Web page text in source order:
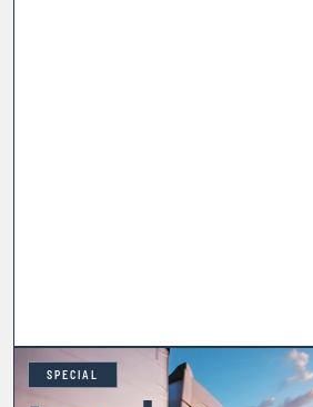
SPECIAL